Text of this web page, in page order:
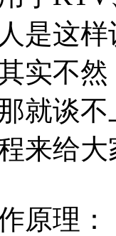
是这
实不
就谈
来给
原理：